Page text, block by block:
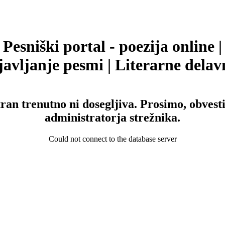
Pesniški portal - poezija online |
pesmi | Literarne
trenutno ni dosegljiva. Prosimo,
administratorja strežnika.
Could not connect to the database server